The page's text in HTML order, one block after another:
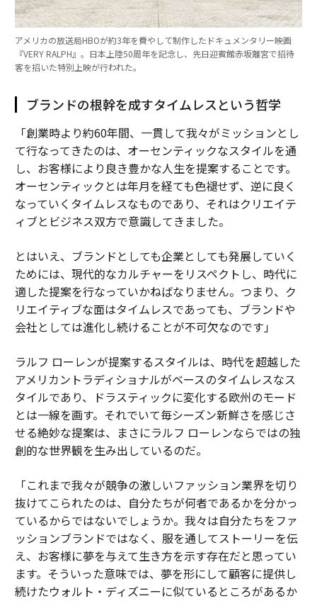
アメリカの放送局HBOが約3年を費やして制作したドキュメンタリー映画
『VERY RALPH』。日本上陸50周年を記念し、先日迎賓館赤坂離宮で招待
客を招いた特別上映が行われた。
ブランドの根幹を成すタイムレスという哲学
「創業時より約60年間、一貫して我々がミッションとし
て行なってきたのは、オーセンティックなスタイルを通
し、お客様により良き豊かな人生を提案することです。
オーセンティックとは年月を経ても色褪せず、逆に良く
なっていくタイムレスなものであり、それはクリエイテ
ィブとビジネス双方で意識してきました。
とはいえ、ブランドとしても企業としても発展していく
ためには、現代的なカルチャーをリスペクトし、時代に
適した提案を行なっていかねばなりません。つまり、ク
リエイティブな面はタイムレスであっても、ブランドや
会社としては進化し続けることが不可欠なのです」
ラルフ ローレンが提案するスタイルは、時代を超越した
アメリカントラディショナルがベースのタイムレスなス
タイルであり、ドラスティックに変化する欧州のモード
とは一線を画す。それでいて毎シーズン新鮮さを感じさ
せる絶妙な提案は、まさにラルフ ローレンならではの独
創的な世界観を生み出しているのだ。
「これまで我々が競争の激しいファッション業界を切り
抜けてこられたのは、自分たちが何者であるかを分かっ
ているからではないでしょうか。我々は自分たちをファ
ッションブランドではなく、服を通してストーリーを伝
え、お客様に夢を与えて生き方を示す存在だと思ってい
ます。そういった意味では、夢を形にして顧客に提供し
続けたウォルト・ディズニーに似ているところがあるか